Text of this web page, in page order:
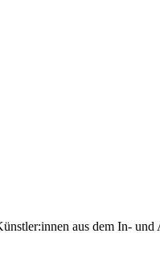
aus dem In-